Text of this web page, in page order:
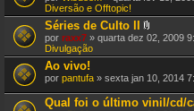
Diversão e Offtopic!
Séries de Culto II
A
e
o
s
por raxx7 » quarta dez 02, 2009
Divulgação
Ao vivo!
por pantufa » sexta jan 10, 2014
Qual foi o último vinil/cd/